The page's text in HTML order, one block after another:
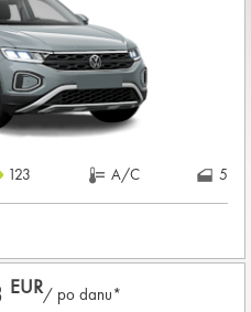
u iznosu od
NAJMA
123 A/C 5
EUR/ po danu*